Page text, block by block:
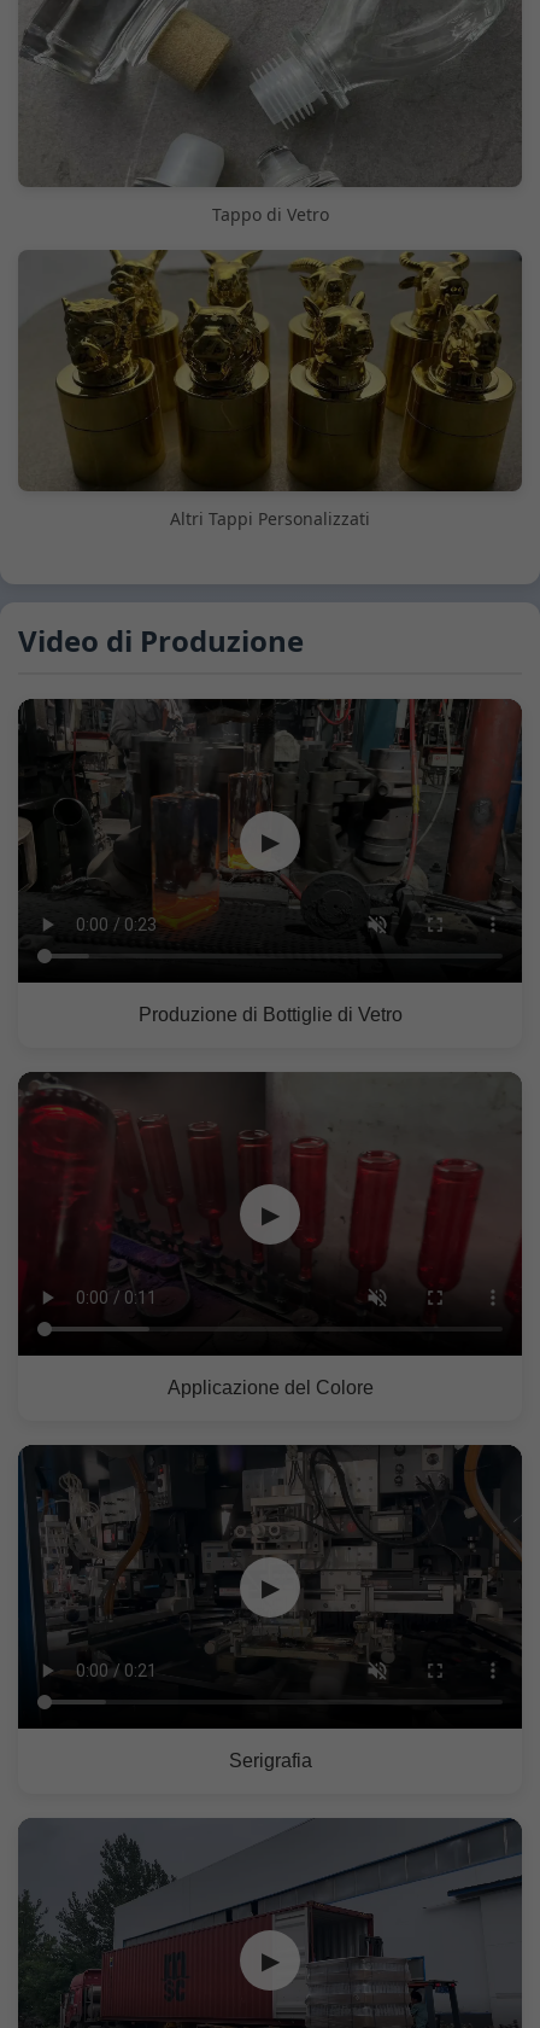
Tappo di Vetro
Altri Tappi Personalizzati
Video di Produzione
▶
Produzione di Bottiglie di Vetro
▶
Applicazione del Colore
▶
Serigrafia
▶